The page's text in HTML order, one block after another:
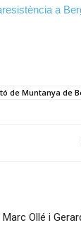
a
de Muntanya de
Marc Ollé i